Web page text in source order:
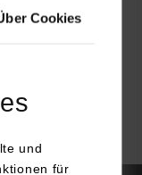
Cookies
und
für